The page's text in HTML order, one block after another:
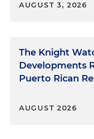
AUGUST 3, 2026
The Knight
Developments
Puerto Rican
AUGUST 2026